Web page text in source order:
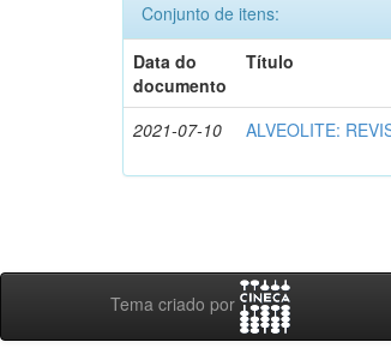
Conjunto de itens:
Data do
documento
Título
2021-07-10 ALVEOLITE:
Tema criado por